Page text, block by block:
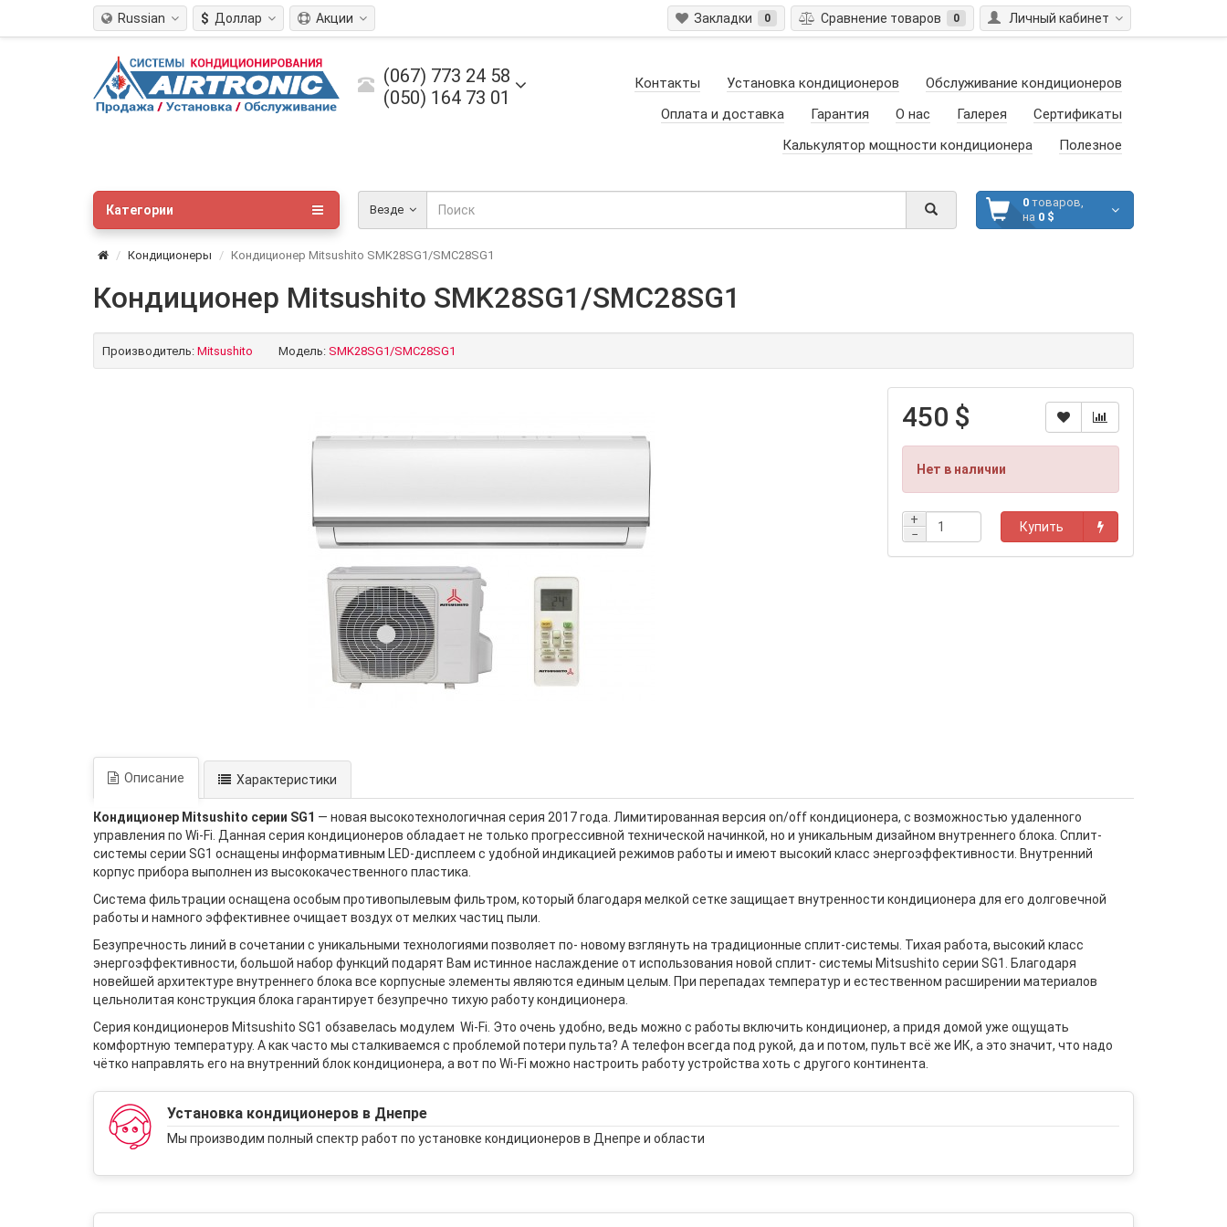
Russian $ Доллар Личный кабинет
Акции Закладки 0 Сравнение товаров 0
(067) 773 24 58
(050) 164 73 01
Контакты Установка кондиционеров
Обслуживание кондиционеров
Оплата и доставка
Гарантия О нас Галерея
Сертификаты
Калькулятор мощности кондиционера
Полезное
Везде
0товаров,
на 0 $
Категории
Кондиционеры Кондиционер Mitsushito SMK28SG1/SMC28SG1
Кондиционер Mitsushito SMK28SG1/SMC28SG1
Производитель: Mitsushito Модель: SMK28SG1/SMC28SG1
450 $
Нет в наличии
+
−
Купить
Описание Характеристики
Кондиционер Mitsushito серии SG1 — новая высокотехнологичная серия 2017 года. Лимитированная версия on/off кондиционера, с возможностью удаленного
управления по Wi-Fi. Данная серия кондиционеров обладает не только прогрессивной технической начинкой, но и уникальным дизайном внутреннего блока. Сплит-
системы серии SG1 оснащены информативным LED-дисплеем с удобной индикацией режимов работы и имеют высокий класс энергоэффективности. Внутренний
корпус прибора выполнен из высококачественного пластика.
Система фильтрации оснащена особым противопылевым фильтром, который благодаря мелкой сетке защищает внутренности кондиционера для его долговечной
работы и намного эффективнее очищает воздух от мелких частиц пыли.
Безупречность линий в сочетании с уникальными технологиями позволяет по- новому взглянуть на традиционные сплит-системы. Тихая работа, высокий класс
энергоэффективности, большой набор функций подарят Вам истинное наслаждение от использования новой сплит- системы Mitsushito серии SG1. Благодаря
новейшей архитектуре внутреннего блока все корпусные элементы являются единым целым. При перепадах температур и естественном расширении материалов
цельнолитая конструкция блока гарантирует безупречно тихую работу кондиционера.
Серия кондиционеров Mitsushito SG1 обзавелась модулем Wi-Fi. Это очень удобно, ведь можно с работы включить кондиционер, а придя домой уже ощущать
комфортную температуру. А как часто мы сталкиваемся с проблемой потери пульта? А телефон всегда под рукой, да и потом, пульт всё же ИК, а это значит, что надо
чётко направлять его на внутренний блок кондиционера, а вот по Wi-Fi можно настроить работу устройства хоть с другого континента.
Установка кондиционеров в Днепре
Мы производим полный спектр работ по установке кондиционеров в Днепре и области